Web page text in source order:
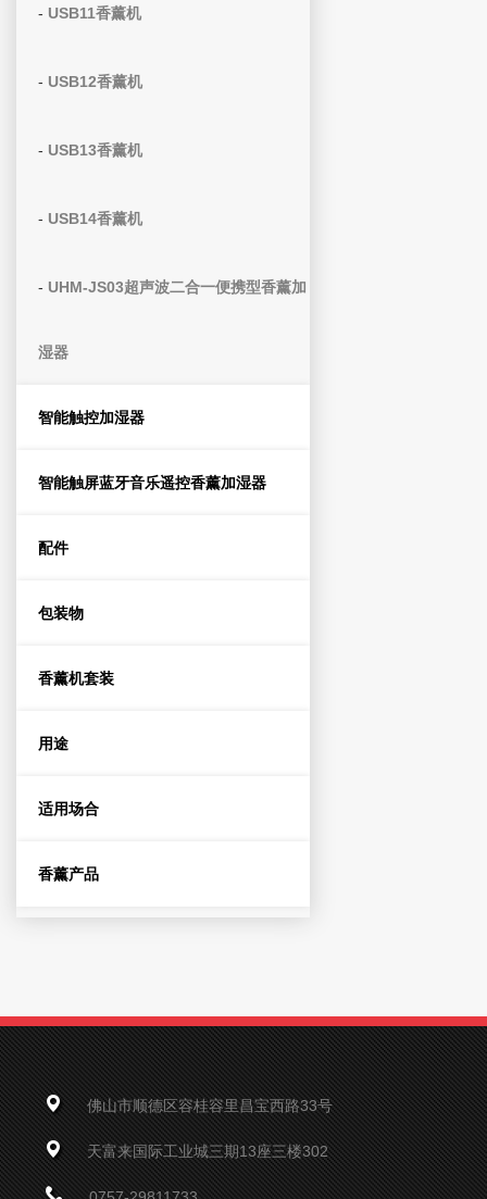
- USB11香薰机
- USB12香薰机
- USB13香薰机
- USB14香薰机
- UHM-JS03超声波二合一便携型香薰加
湿器
智能触控加湿器
智能触屏蓝牙音乐遥控香薰加湿器
配件
包装物
香薰机套装
用途
适用场合
香薰产品
佛山市顺德区容桂容里昌宝西路33号
天富来国际工业城三期13座三楼302